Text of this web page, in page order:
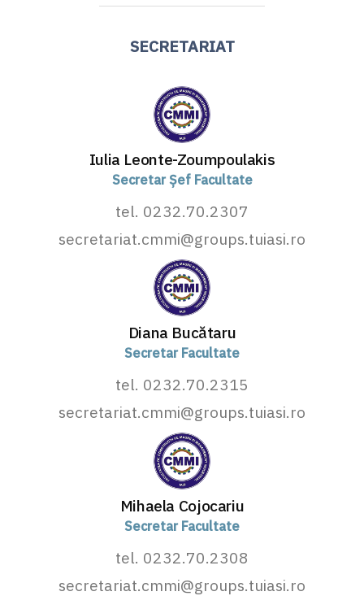
SECRETARIAT
Iulia Leonte-Zoumpoulakis
Secretar Șef Facultate
tel. 0232.70.2307
secretariat.cmmi@groups.tuiasi.ro
Diana Bucătaru
Secretar Facultate
tel. 0232.70.2315
secretariat.cmmi@groups.tuiasi.ro
Mihaela Cojocariu
Secretar Facultate
tel. 0232.70.2308
secretariat.cmmi@groups.tuiasi.ro